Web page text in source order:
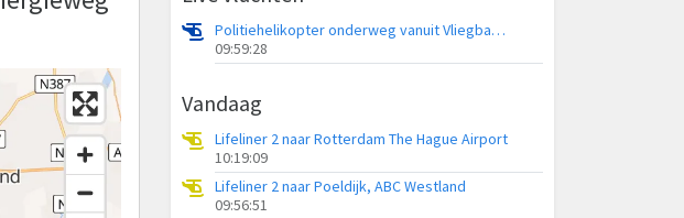
Politiehelikopter onderweg vanuit Vliegbasis Volkel
09:59:28
Vandaag
Lifeliner 2 naar Rotterdam The Hague Airport
10:19:09
Lifeliner 2 naar Poeldijk, ABC Westland
09:56:51